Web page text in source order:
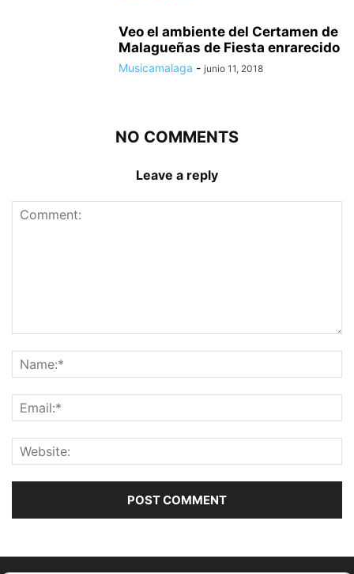
Veo el ambiente del Certamen de
Malagueñas de Fiesta enrarecido
Musicamalaga - junio 11, 2018
NO COMMENTS
Leave a reply